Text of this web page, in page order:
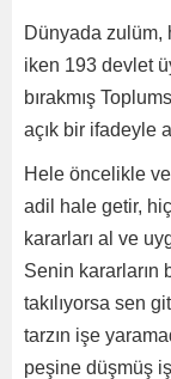
Dünyada zulüm,
iken 193 devlet
bırakmış
açık bir ifadeyle
Hele öncelikle
adil hale getir,
kararları al ve
Senin kararların
takılıyorsa sen
tarzın işe
peşine düşmüş